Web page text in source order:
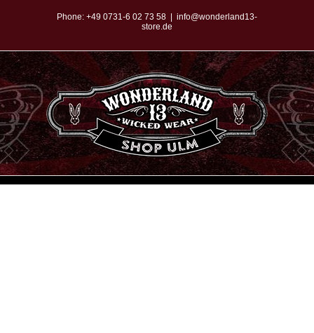
springen
Phone: +49 0731-6 02 73 58
info@wonderland13-
store.de